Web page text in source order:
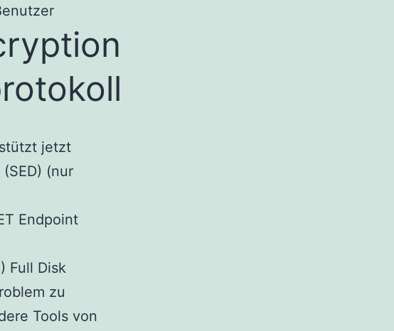
jetzt
(nur
Endpoint
Full Disk
zu
Tools von